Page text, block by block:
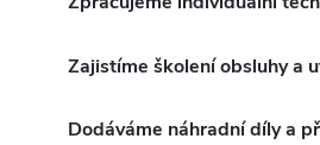
Zajistíme školení obsluhy a
Dodáváme náhradní díly a